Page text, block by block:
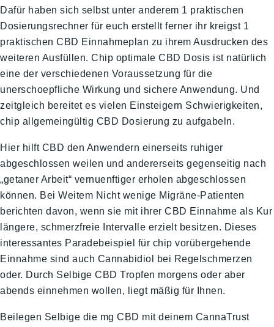
Dafür haben sich selbst unter anderem 1 praktischen
Dosierungsrechner für euch erstellt ferner ihr kreigst 1
praktischen CBD Einnahmeplan zu ihrem Ausdrucken des
weiteren Ausfüllen. Chip optimale CBD Dosis ist natürlich
eine der verschiedenen Voraussetzung für die
unerschoepfliche Wirkung und sichere Anwendung. Und
zeitgleich bereitet es vielen Einsteigern Schwierigkeiten,
chip allgemeingültig CBD Dosierung zu aufgabeln.
Hier hilft CBD den Anwendern einerseits ruhiger
abgeschlossen weilen und andererseits gegenseitig nach
„getaner Arbeit“ vernuenftiger erholen abgeschlossen
können. Bei Weitem Nicht wenige Migräne-Patienten
berichten davon, wenn sie mit ihrer CBD Einnahme als Kur
längere, schmerzfreie Intervalle erzielt besitzen. Dieses
interessantes Paradebeispiel für chip vorübergehende
Einnahme sind auch Cannabidiol bei Regelschmerzen
oder. Durch Selbige CBD Tropfen morgens oder aber
abends einnehmen wollen, liegt mäßig für Ihnen.
Beilegen Selbige die mg CBD mit deinem CannaTrust